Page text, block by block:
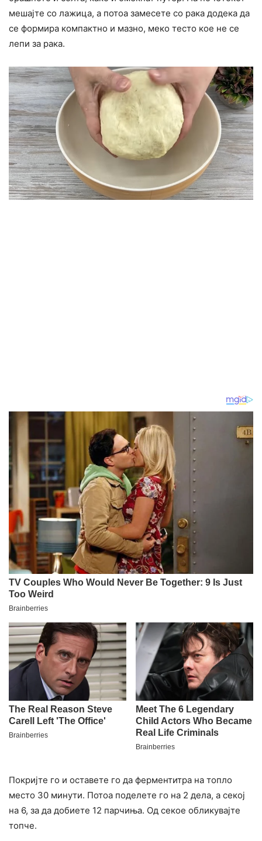
мешајте со лажица, а потоа замесете со рака додека да
се формира компактно и мазно, меко тесто кое не се
лепи за рака.
Покријте го и оставете го да ферментитра на топло
место 30 минути. Потоа поделете го на 2 дела, а секој
на 6, за да добиете 12 парчиња. Од секое обликувајте
топче.